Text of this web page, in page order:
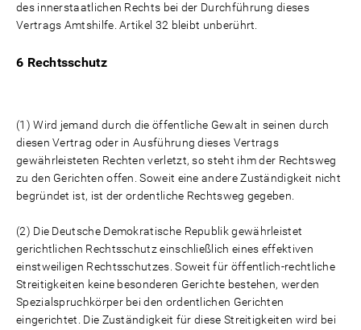
des innerstaatlichen Rechts bei der Durchführung dieses
Vertrags Amtshilfe. Artikel 32 bleibt unberührt.
6 Rechtsschutz
(1) Wird jemand durch die öffentliche Gewalt in seinen durch
diesen Vertrag oder in Ausführung dieses Vertrags
gewährleisteten Rechten verletzt, so steht ihm der Rechtsweg
zu den Gerichten offen. Soweit eine andere Zuständigkeit nicht
begründet ist, ist der ordentliche Rechtsweg gegeben.
(2) Die Deutsche Demokratische Republik gewährleistet
gerichtlichen Rechtsschutz einschließlich eines effektiven
einstweiligen Rechtsschutzes. Soweit für öffentlich-rechtliche
Streitigkeiten keine besonderen Gerichte bestehen, werden
Spezialspruchkörper bei den ordentlichen Gerichten
eingerichtet. Die Zuständigkeit für diese Streitigkeiten wird bei